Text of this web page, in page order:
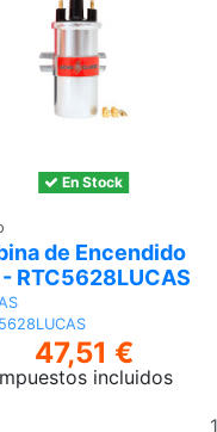
En Stock
de Encendido
RTC5628LUCAS
47,51 €
incluidos